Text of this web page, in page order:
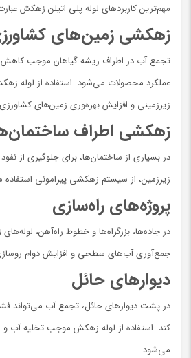
مهم‌ترین کاربردهای لوله پلی اتیلن زهکش
زهکشی زمین‌های
تجمع آب در اطراف ریشه گیاهان موجب
عملکرد محصولات می‌شود. استفاده از لوله
زیرزمینی و افزایش بهره‌وری زمین‌های
زهکشی اطراف
در بسیاری از ساختمان‌ها، برای جلوگیری از
زیرزمین، از سیستم زهکشی پیرامونی
پروژه‌های راه‌سازی
در جاده‌ها، بزرگراه‌ها و خطوط راه‌آهن،
جمع‌آوری آب‌های سطحی و افزایش دوام
دیوارهای حائل
در پشت دیوارهای حائل، تجمع آب می‌تواند
کند. استفاده از لوله زهکش موجب تخلیه آب و
می‌شود.